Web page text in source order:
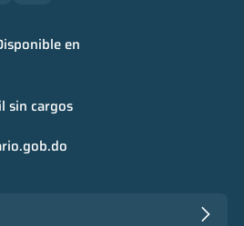
en
sin cargos